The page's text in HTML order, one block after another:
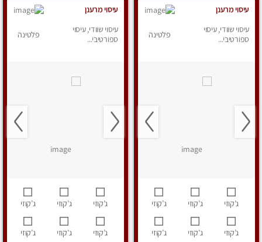
עיסוי מרענן
עיסוי שוודי, עיסוי
ספורטיבי...
פלטינה
ג’קוזי ג’קוזי ג’קוזי
ג’קוזי ג’קוזי ג’קוזי
עיסוי מרענן
עיסוי שוודי, עיסוי
ספורטיבי...
פלטינה
ג’קוזי ג’קוזי ג’קוזי
ג’קוזי ג’קוזי ג’קוזי